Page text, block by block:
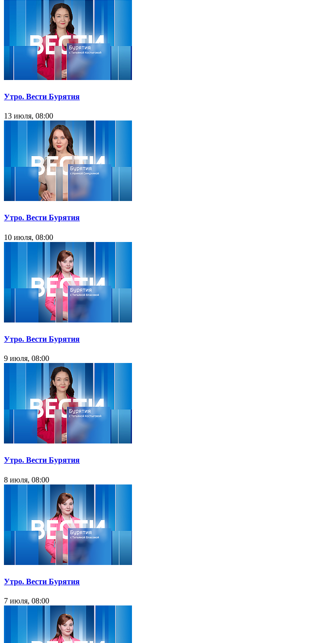
Утро. Вести Бурятия
13 июля, 08:00
Утро. Вести Бурятия
10 июля, 08:00
Утро. Вести Бурятия
9 июля, 08:00
Утро. Вести Бурятия
8 июля, 08:00
Утро. Вести Бурятия
7 июля, 08:00